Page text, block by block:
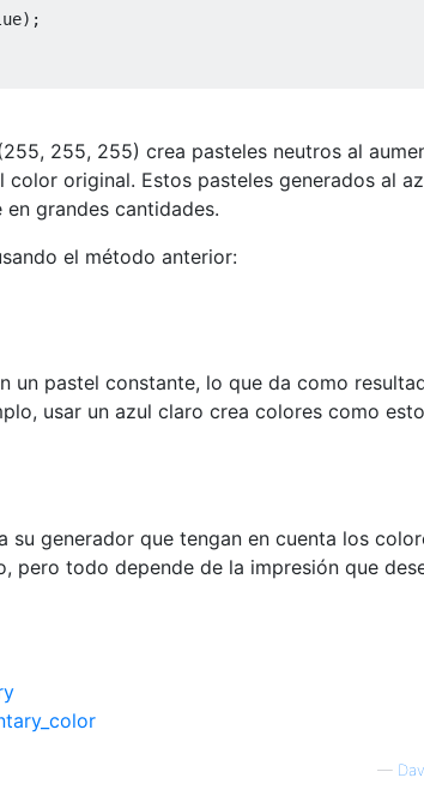
255, 255) crea pasteles neutros al
original. Estos pasteles generados al
grandes cantidades.
el método anterior:
un pastel constante, lo que da como
usar un azul claro crea colores como
su generador que tengan en cuenta los
pero todo depende de la impresión que
—